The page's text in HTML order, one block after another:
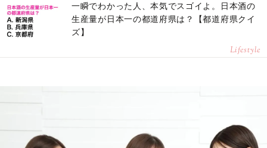
一瞬でわかった人、本気でスゴイよ。日本酒の
生産量が日本一の都道府県は？【都道府県クイ
ズ】
Lifestyle